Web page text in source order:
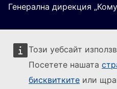
Този уебсайт
Посетете нашата
бисквитките или
Генерална дирекция